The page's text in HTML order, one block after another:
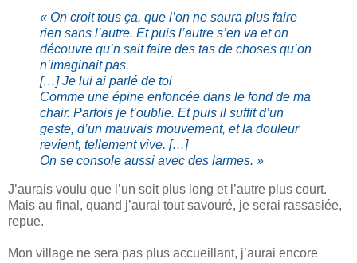
« On croit tous ça, que l’on ne saura plus faire
rien sans l’autre. Et puis l’autre s’en va et on
découvre qu’n sait faire des tas de choses qu’on
n’imaginait pas.
[…] Je lui ai parlé de toi
Comme une épine enfoncée dans le fond de ma
chair. Parfois je t’oublie. Et puis il suffit d’un
geste, d’un mauvais mouvement, et la douleur
revient, tellement vive. […]
On se console aussi avec des larmes. »
J’aurais voulu que l’un soit plus long et l’autre plus court.
Mais au final, quand j’aurai tout savouré, je serai rassasiée,
repue.
Mon village ne sera pas plus accueillant, j’aurai encore